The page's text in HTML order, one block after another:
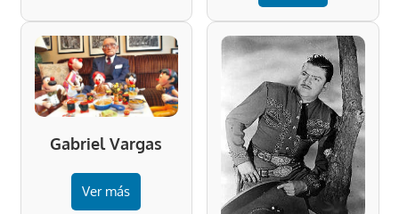
Gabriel Vargas
Ver más